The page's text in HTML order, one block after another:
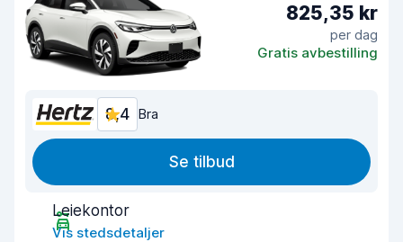
825,35 kr
per dag
Gratis avbestilling
8,4 Bra
Se tilbud
Leiekontor
Vis stedsdetaljer